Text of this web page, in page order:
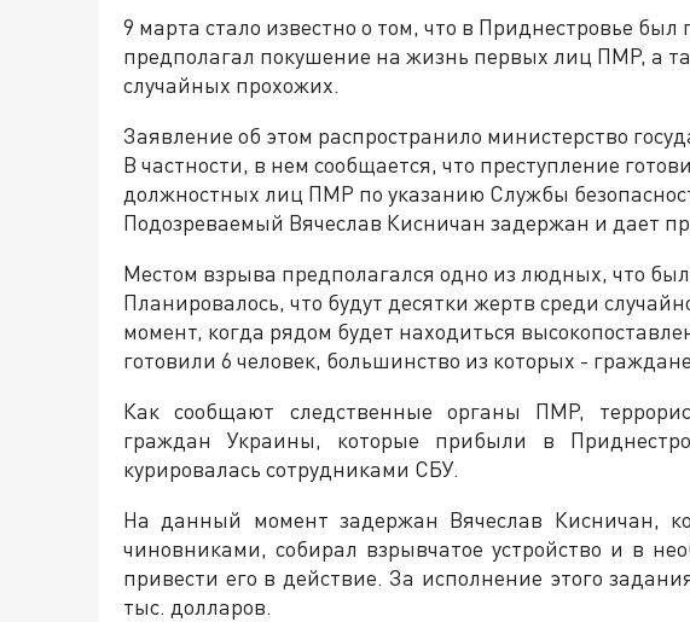
9 марта стало известно о том, что в Приднестровье
предполагал покушение на жизнь первых лиц ПМР, а
случайных прохожих.
Заявление об этом распространило министерство
В частности, в нем сообщается, что преступление
должностных лиц ПМР по указанию Службы
Подозреваемый Вячеслав Кисничан задержан и дает
Местом взрыва предполагался одно из людных, что
Планировалось, что будут десятки жертв среди
момент, когда рядом будет находиться
готовили 6 человек, большинство из которых -
Как сообщают следственные органы ПМР,
граждан Украины, которые прибыли в
курировалась сотрудниками СБУ.
На данный момент задержан Вячеслав Кисничан,
чиновниками, собирал взрывчатое устройство и в
привести его в действие. За исполнение этого
тыс. долларов.